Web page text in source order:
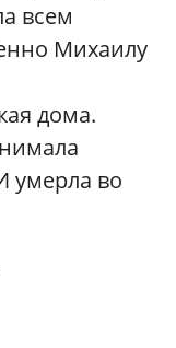
всем
Михаилу
дома.
умерла во